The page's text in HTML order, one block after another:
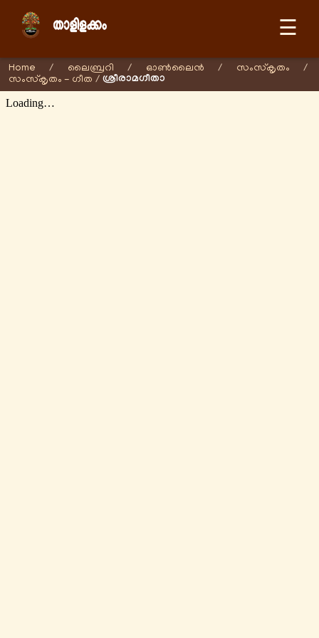
☰
Home / ലൈബ്രറി / ഓണ്‍ലൈന്‍ / സംസ്കൃതം
/
സംസ്കൃതം - ഗീത / ശ്രീരാമഗീതാ